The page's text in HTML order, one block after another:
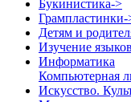
Букинистика->
Грампластинки-
Детям и
Изучение
Информатика
Компьютерная
Искусство.